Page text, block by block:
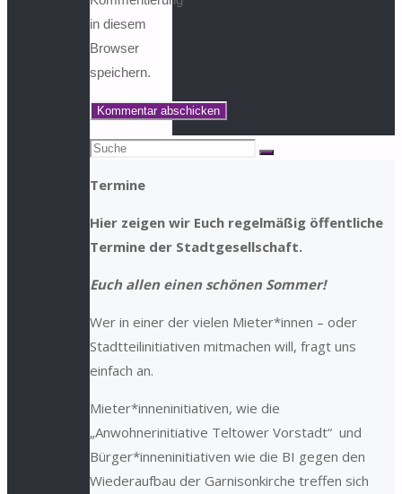
in diesem
Browser
speichern.
Suchen
Suche
Termine
Hier zeigen wir Euch regelmäßig öffentliche
Termine der Stadtgesellschaft.
Euch allen einen schönen Sommer!
Wer in einer der vielen Mieter*innen – oder
Stadtteilinitiativen mitmachen will, fragt uns
einfach an.
Mieter*inneninitiativen, wie die
„Anwohnerinitiative Teltower Vorstadt“ und
Bürger*inneninitiativen wie die BI gegen den
Wiederaufbau der Garnisonkirche treffen sich